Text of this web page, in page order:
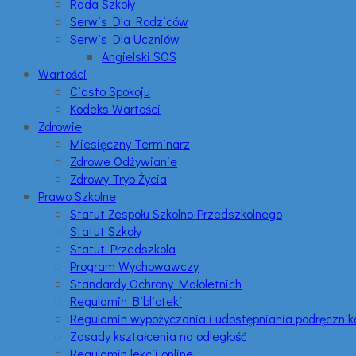
Rada Szkoły
Serwis Dla Rodziców
Serwis Dla Uczniów
Angielski SOS
Wartości
Ciasto Spokoju
Kodeks Wartości
Zdrowie
Miesięczny Terminarz
Zdrowe Odżywianie
Zdrowy Tryb Życia
Prawo Szkolne
Statut Zespołu Szkolno-Przedszkolnego
Statut Szkoły
Statut Przedszkola
Program Wychowawczy
Standardy Ochrony Małoletnich
Regulamin Biblioteki
Regulamin wypożyczania i udostępniania
Zasady kształcenia na odległość